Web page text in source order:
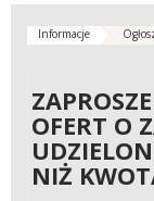
Informacje
OFERT O
NIŻ